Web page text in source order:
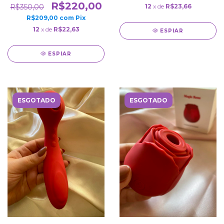
R$350,00
R$220,00
R$209,00 com Pix
12 x de R$22,63
ESPIAR
12 x de R$23,66
ESPIAR
ESGOTADO ESGOTADO